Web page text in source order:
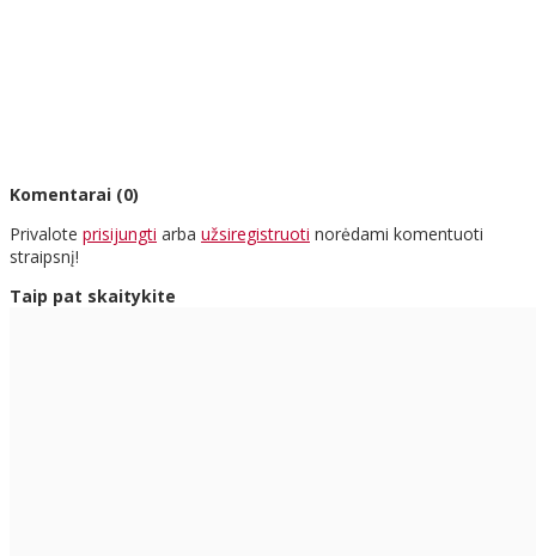
Komentarai (0)
Privalote prisijungti arba užsiregistruoti norėdami komentuoti
straipsnį!
Taip pat skaitykite